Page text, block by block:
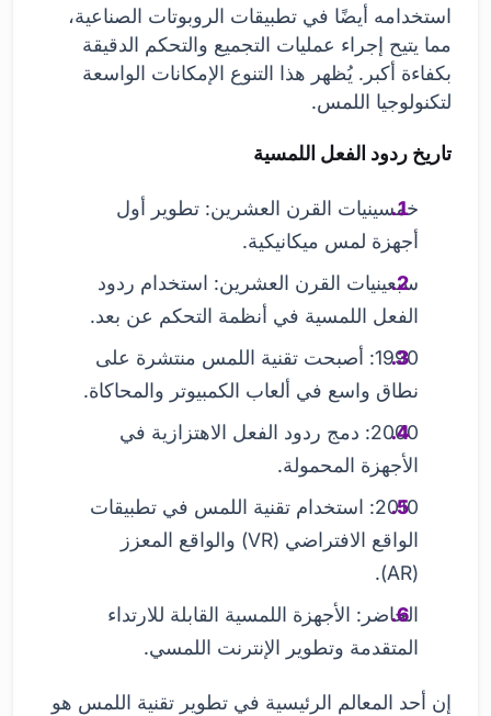
استخدامه أيضًا في تطبيقات الروبوتات الصناعية،
مما يتيح إجراء عمليات التجميع والتحكم الدقيقة
بكفاءة أكبر. يُظهر هذا التنوع الإمكانات الواسعة
لتكنولوجيا اللمس.
تاريخ ردود الفعل اللمسية
خمسينيات القرن العشرين: تطوير أول
أجهزة لمس ميكانيكية.
سبعينيات القرن العشرين: استخدام ردود
الفعل اللمسية في أنظمة التحكم عن بعد.
1990: أصبحت تقنية اللمس منتشرة على
نطاق واسع في ألعاب الكمبيوتر والمحاكاة.
2000: دمج ردود الفعل الاهتزازية في
الأجهزة المحمولة.
2010: استخدام تقنية اللمس في تطبيقات
الواقع الافتراضي (VR) والواقع المعزز
(AR).
الحاضر: الأجهزة اللمسية القابلة للارتداء
المتقدمة وتطوير الإنترنت اللمسي.
إن أحد المعالم الرئيسية في تطوير تقنية اللمس هو